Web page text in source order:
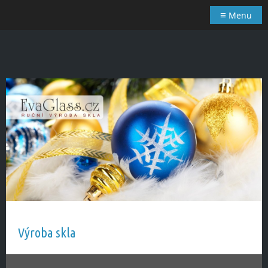
≡ Menu
Výroba skla